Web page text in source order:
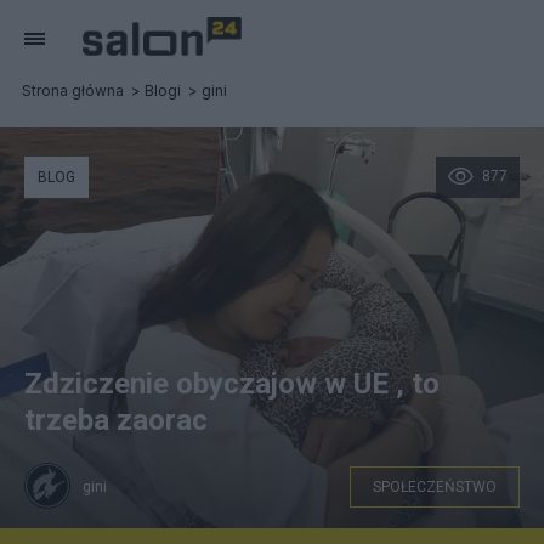
Strona główna Blogi gini
877
BLOG
Zdziczenie obyczajow w UE , to
trzeba zaorac
gini SPOŁECZEŃSTWO